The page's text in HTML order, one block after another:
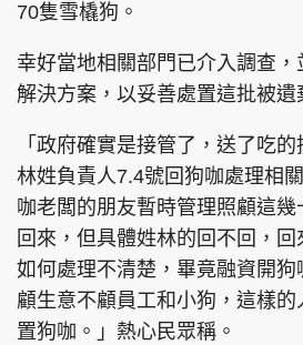
70隻雪橇狗。
幸好當地相關部門已介入調查
解決方案，以妥善處置這批被遺
「政府確實是接管了，送了吃
林姓負責人7.4號回狗咖處理相
咖老闆的朋友暫時管理照顧這
回來，但具體姓林的回不回，
如何處理不清楚，畢竟融資開
顧生意不顧員工和小狗，這樣
置狗咖。」熱心民眾稱。